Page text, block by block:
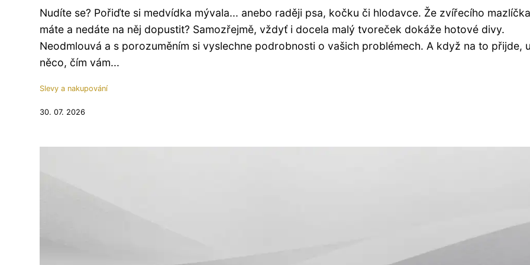
Nudíte se? Pořiďte si medvídka mývala... anebo raději psa, kočku či hlodavce. Že zvířecího mazlíčka
máte a nedáte na něj dopustit? Samozřejmě, vždyť i docela malý tvoreček dokáže hotové divy.
Neodmlouvá a s porozuměním si vyslechne podrobnosti o vašich problémech. A když na to přijde,
něco, čím vám...
Slevy a nakupování
30. 07. 2026